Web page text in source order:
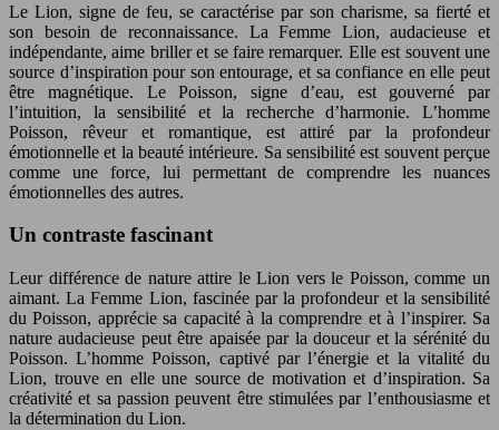
Le Lion, signe de feu, se caractérise par son charisme, sa fierté et
son besoin de reconnaissance. La Femme Lion, audacieuse et
indépendante, aime briller et se faire remarquer. Elle est souvent une
source d’inspiration pour son entourage, et sa confiance en elle peut
être magnétique. Le Poisson, signe d’eau, est gouverné par
l’intuition, la sensibilité et la recherche d’harmonie. L’homme
Poisson, rêveur et romantique, est attiré par la profondeur
émotionnelle et la beauté intérieure. Sa sensibilité est souvent perçue
comme une force, lui permettant de comprendre les nuances
émotionnelles des autres.
Un contraste fascinant
Leur différence de nature attire le Lion vers le Poisson, comme un
aimant. La Femme Lion, fascinée par la profondeur et la sensibilité
du Poisson, apprécie sa capacité à la comprendre et à l’inspirer. Sa
nature audacieuse peut être apaisée par la douceur et la sérénité du
Poisson. L’homme Poisson, captivé par l’énergie et la vitalité du
Lion, trouve en elle une source de motivation et d’inspiration. Sa
créativité et sa passion peuvent être stimulées par l’enthousiasme et
la détermination du Lion.